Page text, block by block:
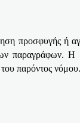
προσφυγής ή
παραγράφων. Η
παρόντος